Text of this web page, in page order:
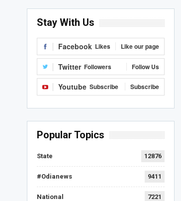
Stay With Us
Facebook Likes Like our page
Twitter Followers Follow Us
Youtube Subscribe Subscribe
Popular Topics
State 12876
#Odianews 9411
National 7221